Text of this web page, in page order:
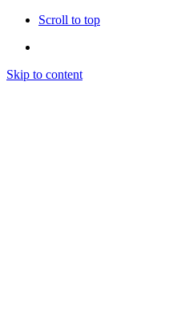
Scroll to top
Skip to content